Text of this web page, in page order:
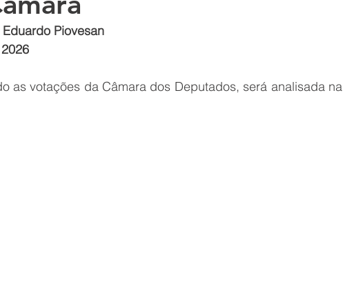
Piovesan
as votações da Câmara dos Deputados, será analisada na